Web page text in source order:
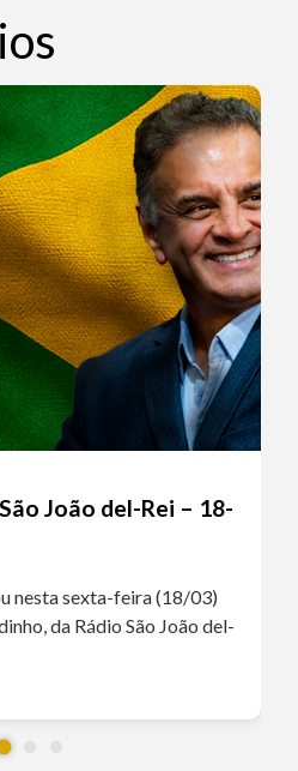
João del-Rei – 18-
nesta sexta-feira (18/03)
da Rádio São João del-